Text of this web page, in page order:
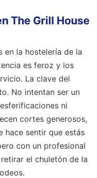
The Grill House
en la hostelería de la
es feroz y los
La clave del
No intentan ser un
ni
cortes generosos,
hace sentir que estás
con un profesional
el chuletón de la